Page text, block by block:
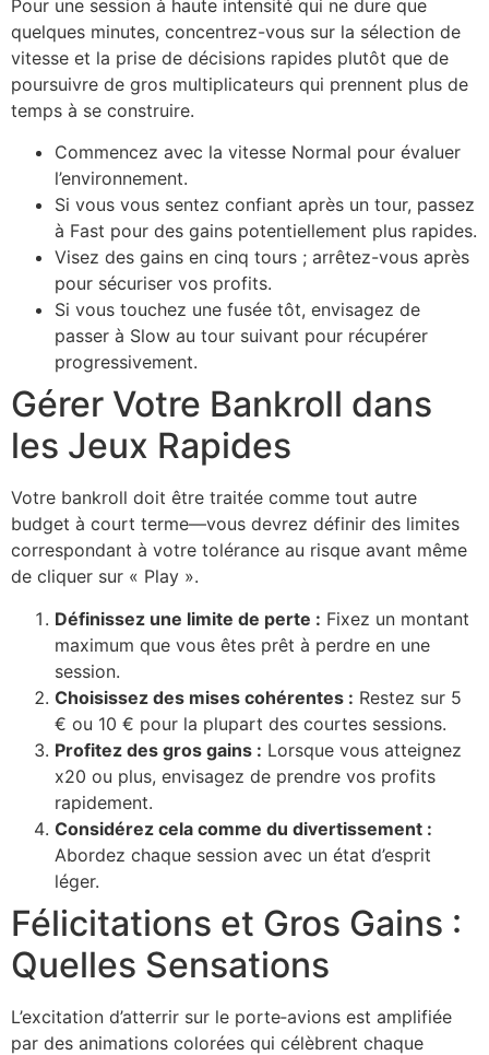
Pour une session à haute intensité qui ne dure que
quelques minutes, concentrez-vous sur la sélection de
vitesse et la prise de décisions rapides plutôt que de
poursuivre de gros multiplicateurs qui prennent plus de
temps à se construire.
Commencez avec la vitesse Normal pour évaluer
l’environnement.
Si vous vous sentez confiant après un tour, passez
à Fast pour des gains potentiellement plus rapides.
Visez des gains en cinq tours ; arrêtez-vous après
pour sécuriser vos profits.
Si vous touchez une fusée tôt, envisagez de
passer à Slow au tour suivant pour récupérer
progressivement.
Gérer Votre Bankroll dans
les Jeux Rapides
Votre bankroll doit être traitée comme tout autre
budget à court terme—vous devrez définir des limites
correspondant à votre tolérance au risque avant même
de cliquer sur « Play ».
Définissez une limite de perte : Fixez un montant
maximum que vous êtes prêt à perdre en une
session.
Choisissez des mises cohérentes : Restez sur 5
€ ou 10 € pour la plupart des courtes sessions.
Profitez des gros gains : Lorsque vous atteignez
x20 ou plus, envisagez de prendre vos profits
rapidement.
Considérez cela comme du divertissement :
Abordez chaque session avec un état d’esprit
léger.
Félicitations et Gros Gains :
Quelles Sensations
L’excitation d’atterrir sur le porte‑avions est amplifiée
par des animations colorées qui célèbrent chaque